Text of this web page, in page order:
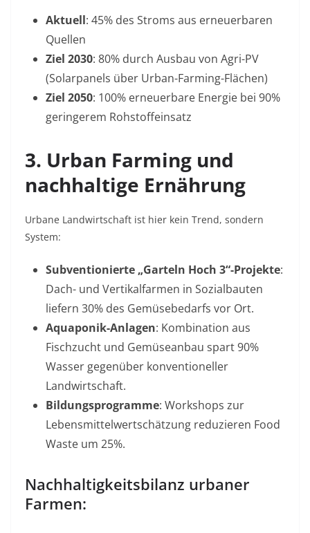
Aktuell: 45% des Stroms aus erneuerbaren
Quellen
Ziel 2030: 80% durch Ausbau von Agri-PV
(Solarpanels über Urban-Farming-Flächen)
Ziel 2050: 100% erneuerbare Energie bei 90%
geringerem Rohstoffeinsatz
3. Urban Farming und
nachhaltige Ernährung
Urbane Landwirtschaft ist hier kein Trend, sondern
System:
Subventionierte „Garteln Hoch 3“-Projekte:
Dach- und Vertikalfarmen in Sozialbauten
liefern 30% des Gemüsebedarfs vor Ort.
Aquaponik-Anlagen: Kombination aus
Fischzucht und Gemüseanbau spart 90%
Wasser gegenüber konventioneller
Landwirtschaft.
Bildungsprogramme: Workshops zur
Lebensmittelwertschätzung reduzieren Food
Waste um 25%.
Nachhaltigkeitsbilanz urbaner
Farmen: